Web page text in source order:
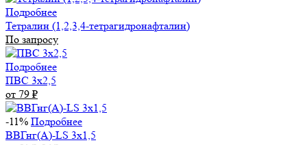
Подробнее
Тетралин (1,2,3,4-тетрагидронафталин)
По запросу
Подробнее
ПВС 3х2,5
от 79 ₽
-11% Подробнее
ВВГнг(А)-LS 3х1,5